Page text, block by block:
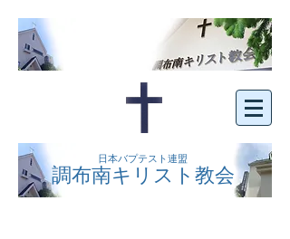
日本バプテスト連盟
調布南キリスト教会